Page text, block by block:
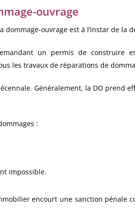
ouvrage
ouvrage est à l’instar de la
un permis de construire
les travaux de réparations de
Généralement, la DO prend
:
impossible.
encourt une sanction pénale